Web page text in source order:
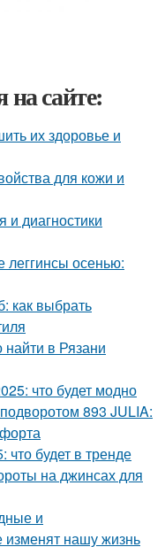
на сайте:
их здоровье и
для кожи и
диагностики
леггинсы осенью:
как выбрать
в Рязани
что будет модно
893 JULIA:
будет в тренде
на джинсах для
и
изменят нашу жизнь